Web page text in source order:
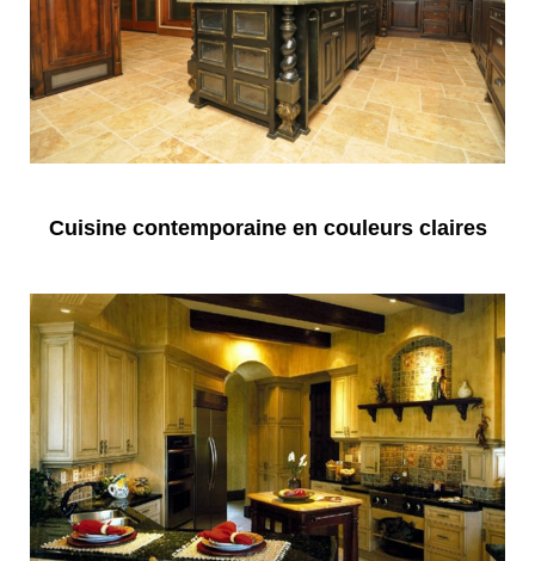
Cuisine contemporaine en couleurs claires